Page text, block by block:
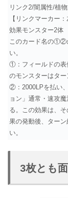
リンク2/闇属性/植
【リンクマーカー：
効果モンスター2体
このカード名の①②
い。
①：フィールドの表
のモンスターはター
②：2000LPを払い
ョン」通常・速攻
る。この効果は、
果の発動後、ター
い。
3枚とも面